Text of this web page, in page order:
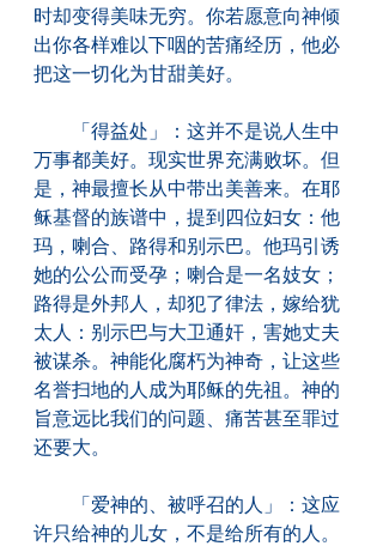
时却变得美味无穷。你若愿意向神倾
出你各样难以下咽的苦痛经历，他必
把这一切化为甘甜美好。
「得益处」：这并不是说人生中
万事都美好。现实世界充满败坏。但
是，神最擅长从中带出美善来。在耶
稣基督的族谱中，提到四位妇女：他
玛，喇合、路得和别示巴。他玛引诱
她的公公而受孕；喇合是一名妓女；
路得是外邦人，却犯了律法，嫁给犹
太人：别示巴与大卫通奸，害她丈夫
被谋杀。神能化腐朽为神奇，让这些
名誉扫地的人成为耶稣的先祖。神的
旨意远比我们的问题、痛苦甚至罪过
还要大。
「爱神的、被呼召的人」：这应
许只给神的儿女，不是给所有的人。